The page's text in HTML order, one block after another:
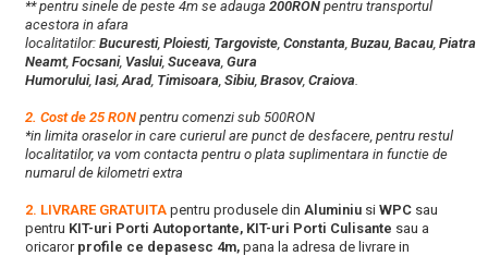
** pentru sinele de peste 4m se adauga 200RON pentru transportul
acestora in afara
localitatilor: Bucuresti, Ploiesti, Targoviste, Constanta, Buzau, Bacau, Piatra
Neamt, Focsani, Vaslui, Suceava, Gura
Humorului, Iasi,Arad, Timisoara, Sibiu, Brasov, Craiova.
2. Cost de 25 RON pentru comenzi sub 500RON
*in limita oraselor in care curierul are punct de desfacere, pentru restul
localitatilor, va vom contacta pentru o plata suplimentara in functie de
numarul de kilometri extra
2. LIVRARE GRATUITA pentru produsele din Aluminiu si WPC sau
pentru KIT-uri Porti Autoportante, KIT-uri Porti Culisante sau a
oricarorprofile ce depasesc 4m, pana la adresa de livrare in